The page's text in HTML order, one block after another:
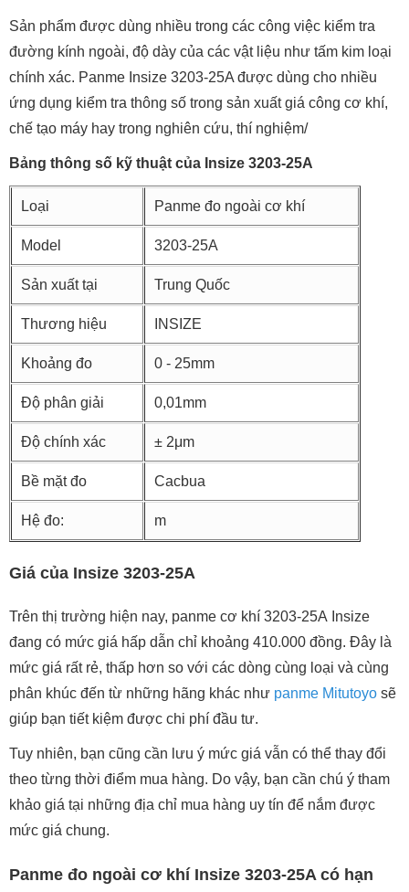
Sản phẩm được dùng nhiều trong các công việc kiểm tra
đường kính ngoài, độ dày của các vật liệu như tấm kim loại
chính xác. Panme Insize 3203-25A được dùng cho nhiều
ứng dụng kiểm tra thông số trong sản xuất giá công cơ khí,
chế tạo máy hay trong nghiên cứu, thí nghiệm/
Bảng thông số kỹ thuật của Insize 3203-25A
Loại Panme đo ngoài cơ khí
Model 3203-25A
Sản xuất tại Trung Quốc
Thương hiệu INSIZE
Khoảng đo 0 - 25mm
Độ phân giải 0,01mm
Độ chính xác ± 2μm
Bề mặt đo Cacbua
Hệ đo: m
Giá của Insize 3203-25A
Trên thị trường hiện nay, panme cơ khí 3203-25A Insize
đang có mức giá hấp dẫn chỉ khoảng 410.000 đồng. Đây là
mức giá rất rẻ, thấp hơn so với các dòng cùng loại và cùng
phân khúc đến từ những hãng khác như panme Mitutoyo sẽ
giúp bạn tiết kiệm được chi phí đầu tư.
Tuy nhiên, bạn cũng cần lưu ý mức giá vẫn có thể thay đổi
theo từng thời điểm mua hàng. Do vậy, bạn cần chú ý tham
khảo giá tại những địa chỉ mua hàng uy tín để nắm được
mức giá chung.
Panme đo ngoài cơ khí Insize 3203-25A có hạn